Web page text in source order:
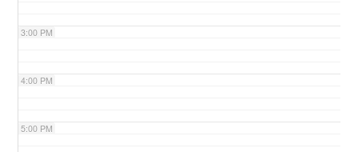
3:00 PM
4:00 PM
5:00 PM